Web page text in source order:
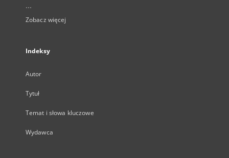
...
Zobacz więcej
Indeksy
Autor
Tytuł
Temat i słowa kluczowe
Wydawca